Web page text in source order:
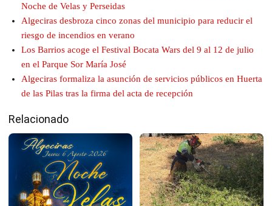
Noche de Velas y Perseidas
Algeciras desbroza cinco zonas del municipio para reducir el
riesgo de incendios en verano
Los Barrios acoge el Festival Bocata Wars del 9 al 12 de julio
en el Parque Sor María José
Algeciras formaliza la asunción de servicios públicos en Huerta
de las Pilas tras la firma del acta de recepción
Relacionado